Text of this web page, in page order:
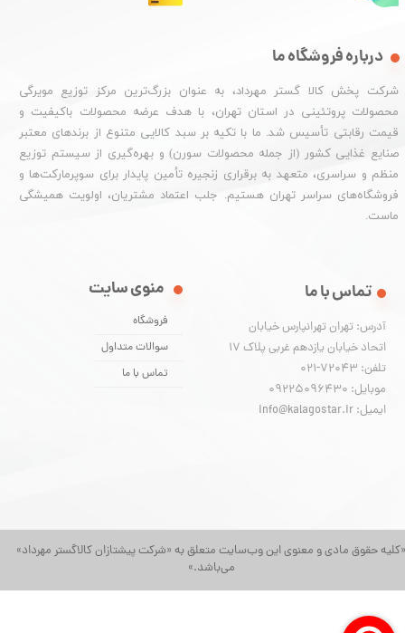
حقوق مادی و معنوی این وب‌سایت متعلق به «شرکت پیشتازان کالاگستر مهرداد»
می‌باشد.»
درباره فروشگاه ما
شرکت پخش کالا گستر مهرداد، به عنوان بزرگ‌ترین مرکز توزیع مویرگی
محصولات پروتئینی در استان تهران، با هدف عرضه محصولات باکیفیت و
قیمت رقابتی تأسیس شد. ما با تکیه بر سبد کالایی متنوع از برندهای معتبر
صنایع غذایی کشور (از جمله محصولات سورن) و بهره‌گیری از سیستم توزیع
منظم و سراسری، متعهد به برقراری زنجیره تأمین پایدار برای سوپرمارکت‌ها و
فروشگاه‌های سراسر تهران هستیم. جلب اعتماد مشتریان، اولویت همیشگی
ماست.
منوی سایت
فروشگاه
سوالات متداول
تماس با ما
تماس با ما
آدرس: تهران تهرانپارس خیابان
اتحاد خیابان یازدهم غربی پلاک ۱۷
تلفن: 72043-021
موبایل: 09225096430
ایمیل: info@kalagostar.ir